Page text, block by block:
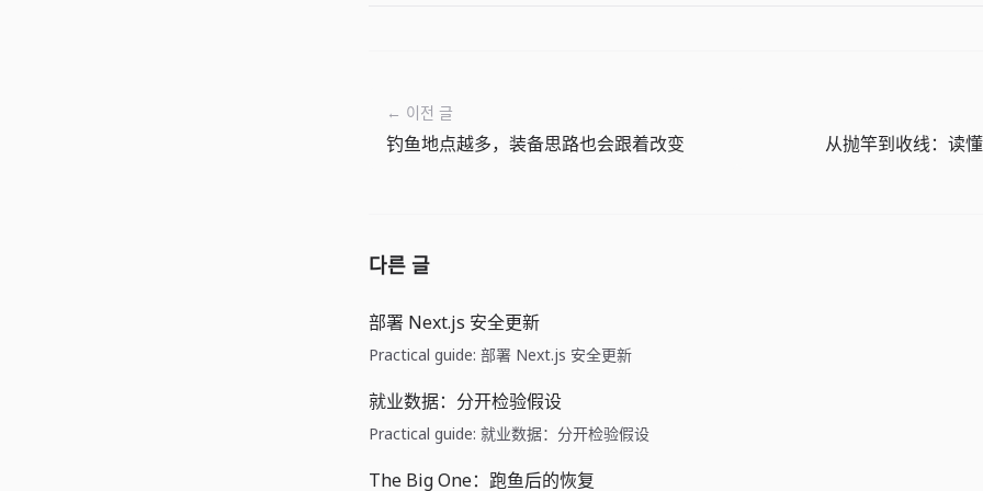
← 이전 글
钓鱼地点越多，装备思路也会跟着改变 从抛竿到收线：读
다른 글
部署 Next.js 安全更新
Practical guide: 部署 Next.js 安全更新
就业数据：分开检验假设
Practical guide: 就业数据：分开检验假设
The Big One：跑鱼后的恢复